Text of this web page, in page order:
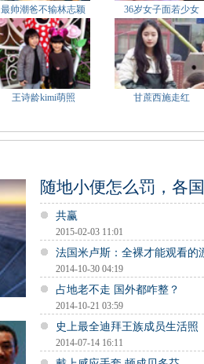
最帅潮爸不输林志颖 36岁女子面若少女
王诗龄kimi萌照 甘蔗西施走红
随地小便怎么罚，各
共赢
2015-02-03 11:01
法国米卢斯：全裸才能观看的
2014-10-30 04:19
占地老不走 国外都咋整？
2014-10-21 03:59
史上最全迪拜王族成员生活照
2014-07-14 16:11